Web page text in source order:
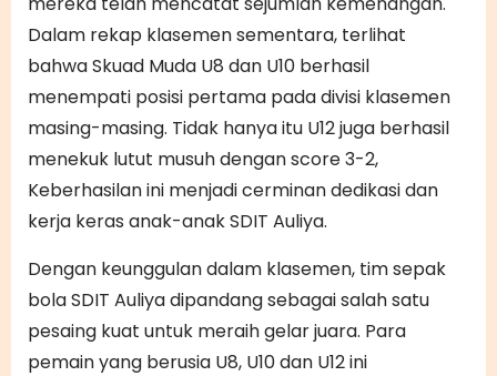
Dalam rekap klasemen sementara, terlihat
bahwa Skuad Muda U8 dan U10 berhasil
menempati posisi pertama pada divisi klasemen
masing-masing. Tidak hanya itu U12 juga berhasil
menekuk lutut musuh dengan score 3-2,
Keberhasilan ini menjadi cerminan dedikasi dan
kerja keras anak-anak SDIT Auliya.
Dengan keunggulan dalam klasemen, tim sepak
bola SDIT Auliya dipandang sebagai salah satu
pesaing kuat untuk meraih gelar juara. Para
pemain yang berusia U8, U10 dan U12 ini